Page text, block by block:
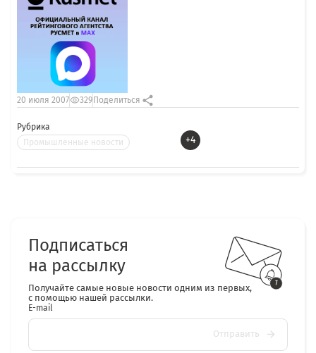
Рубрика
Промышленные новости
+4
20 июля 2007 329 Поделиться
Подписаться
на рассылку
Получайте самые новые новости одним из первых,
с помощью нашей рассылки.
E-mail
Отправить